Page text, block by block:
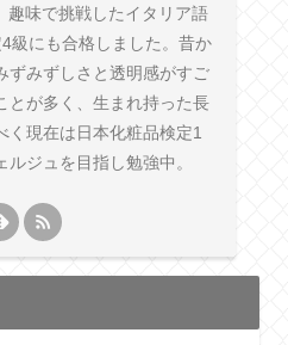
趣味で挑戦したイタリア語
級にも合格しました。昔か
ずみずしさと透明感がすご
とが多く、生まれ持った長
く現在は日本化粧品検定1
ジュを目指し勉強中。